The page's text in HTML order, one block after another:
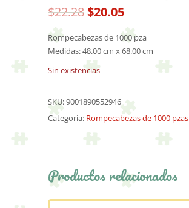
$22.28El
original
era:
$22.28.
$20.05El
precio
actual
es:
$20.05.
Rompecabezas de 1000 pza
Medidas: 48.00 cm x 68.00 cm
Sin existencias
SKU:9001890552946
Categoría: Rompecabezas de 1000 pzas
Productos relacionados